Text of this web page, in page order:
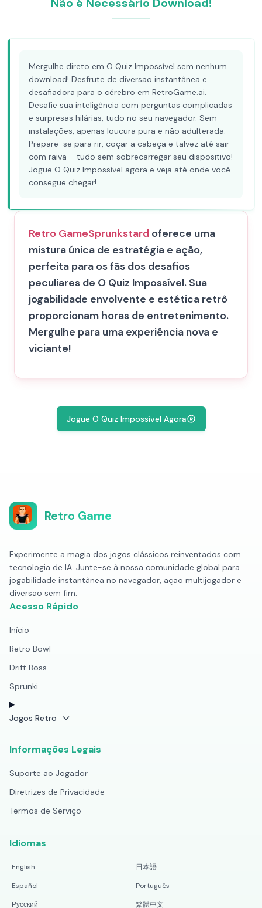
Mergulhe direto em O Quiz Impossível sem nenhum
download! Desfrute de diversão instantânea e
desafiadora para o cérebro em RetroGame.ai.
Desafie sua inteligência com perguntas complicadas
e surpresas hilárias, tudo no seu navegador. Sem
instalações, apenas loucura pura e não adulterada.
Prepare-se para rir, coçar a cabeça e talvez até sair
com raiva – tudo sem sobrecarregar seu dispositivo!
Jogue O Quiz Impossível agora e veja até onde você
consegue chegar!
Retro GameSprunkstard oferece uma
mistura única de estratégia e ação,
perfeita para os fãs dos desafios
peculiares de O Quiz Impossível. Sua
jogabilidade envolvente e estética retrô
proporcionam horas de entretenimento.
Mergulhe para uma experiência nova e
viciante!
Jogue O Quiz Impossível Agora
Retro Game
Experimente a magia dos jogos clássicos reinventados com
tecnologia de IA. Junte-se à nossa comunidade global para
jogabilidade instantânea no navegador, ação multijogador e
diversão sem fim.
Acesso Rápido
Início
Retro Bowl
Drift Boss
Sprunki
Jogos Retro
Informações Legais
Suporte ao Jogador
Diretrizes de Privacidade
Termos de Serviço
Idiomas
English
日本語
Español
Português
Русский
繁體中文